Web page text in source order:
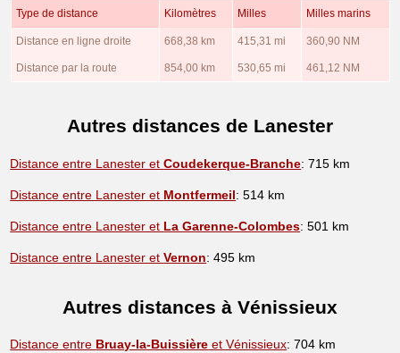
Type de distance Kilomètres Milles Milles marins
Distance en ligne droite 668,38 km 415,31 mi 360,90 NM
Distance par la route 854,00 km 530,65 mi 461,12 NM
Autres distances de Lanester
Distance entre Lanester etCoudekerque-Branche: 715 km
Distance entre Lanester et Montfermeil: 514 km
Distance entre Lanester et La Garenne-Colombes: 501 km
Distance entre Lanester etVernon: 495 km
Autres distances à Vénissieux
Distance entre Bruay-la-Buissière et Vénissieux: 704 km